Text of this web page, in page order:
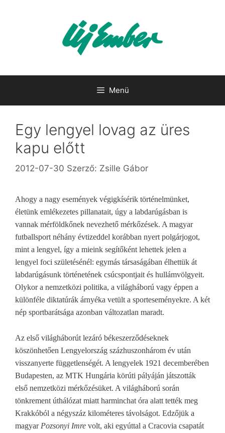
Menü
Egy lengyel lovag az üres
kapu előtt
2012-07-30 Szerző: Zsille Gábor
Ahogy a nagy események végigkísérik történelmünket,
életünk emlékezetes pillanatait, úgy a labdarúgásban is
vannak mérföldkőnek nevezhető mérkőzések. A magyar
futballsport néhány évtizeddel korábban nyert polgárjogot,
mint a lengyel, így a mieink segítőként lehettek jelen a
lengyel foci születésénél: egymás társaságában élhettük át
labdarúgásunk történetének csúcspontjait és hullámvölgyeit.
Olykor a nemzetközi politika, a világháború vagy éppen a
különféle diktatúrák árnyéka vetült a sporteseményekre. A két
nép sportbarátsága azonban változatlan maradt.
Az első világháborút lezáró békeszerződéseknek
köszönhetően Lengyelország százhuszonhárom év után
visszanyerte függetlenségét. A lengyelek 1921 decemberében
Budapesten, az MTK Hungária körúti pályáján játszották
első nemzetközi mérkőzésüket. A világháború során
tönkrement úthálózat miatt harminchat óra alatt tették meg
Krakkóból a négyszáz kilométeres távolságot. Edzőjük a
magyar Pozsonyi Imre volt, aki egyúttal a Cracovia csapatát